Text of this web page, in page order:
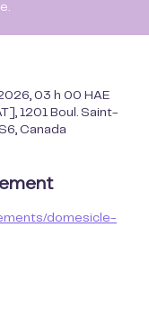
03 h 00 HAE
1201 Boul. Saint-
Canada
domesicle-